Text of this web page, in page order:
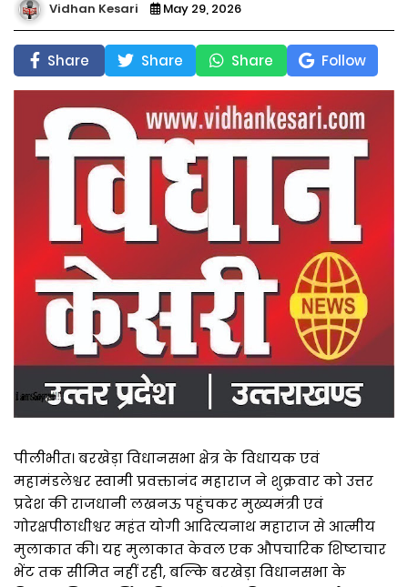
Vidhan Kesari May 29, 2026
Share Share Share Follow
पीलीभीत। बरखेड़ा विधानसभा क्षेत्र के विधायक एवं
महामंडलेश्वर स्वामी प्रवक्तानंद महाराज ने शुक्रवार को उत्तर
प्रदेश की राजधानी लखनऊ पहुंचकर मुख्यमंत्री एवं
गोरक्षपीठाधीश्वर महंत योगी आदित्यनाथ महाराज से आत्मीय
मुलाकात की। यह मुलाकात केवल एक औपचारिक शिष्टाचार
भेंट तक सीमित नहीं रही, बल्कि बरखेड़ा विधानसभा के